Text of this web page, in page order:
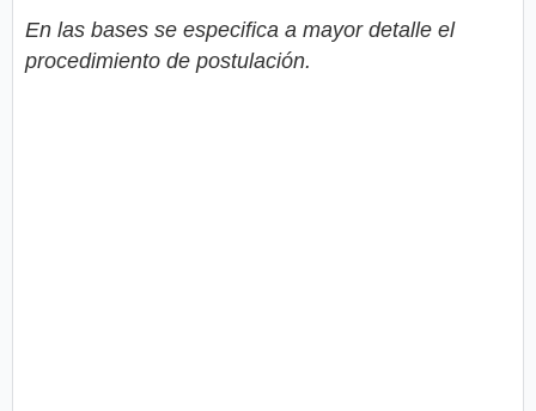
En las bases se especifica a mayor detalle el
procedimiento de postulación.